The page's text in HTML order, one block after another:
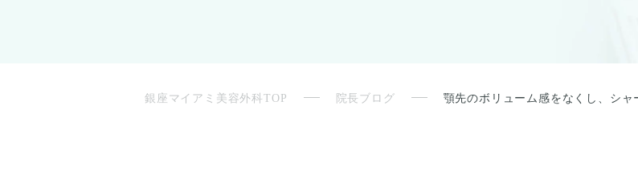
銀座マイアミ美容外科TOP 院長ブログ 顎先のボリューム感をなくし、シ